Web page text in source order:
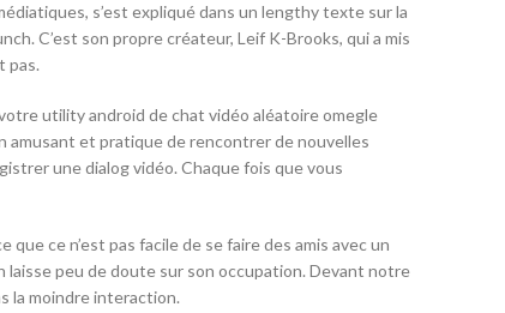
s’est expliqué dans un lengthy texte sur la
C’est son propre créateur, Leif K-Brooks, qui a mis
pas.
utility android de chat vidéo aléatoire omegle
amusant et pratique de rencontrer de nouvelles
une dialog vidéo. Chaque fois que vous
ce n’est pas facile de se faire des amis avec un
laisse peu de doute sur son occupation. Devant notre
la moindre interaction.